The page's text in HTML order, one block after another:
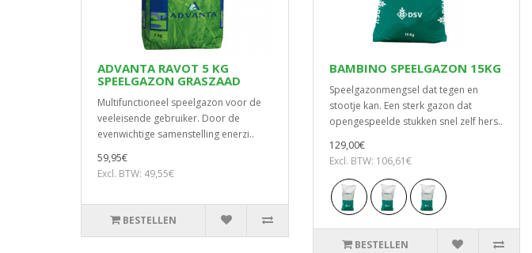
ADVANTA RAVOT 5 KG
SPEELGAZON GRASZAAD
Multifunctioneel speelgazon voor de
veeleisende gebruiker. Door de
evenwichtige samenstelling enerzi..
59,95€
Excl. BTW: 49,55€
BESTELLEN
BAMBINO SPEELGAZON 15KG
Speelgazonmengsel dat tegen en
stootje kan. Een sterk gazon dat
opengespeelde stukken snel zelf hers..
129,00€
Excl. BTW: 106,61€
BESTELLEN